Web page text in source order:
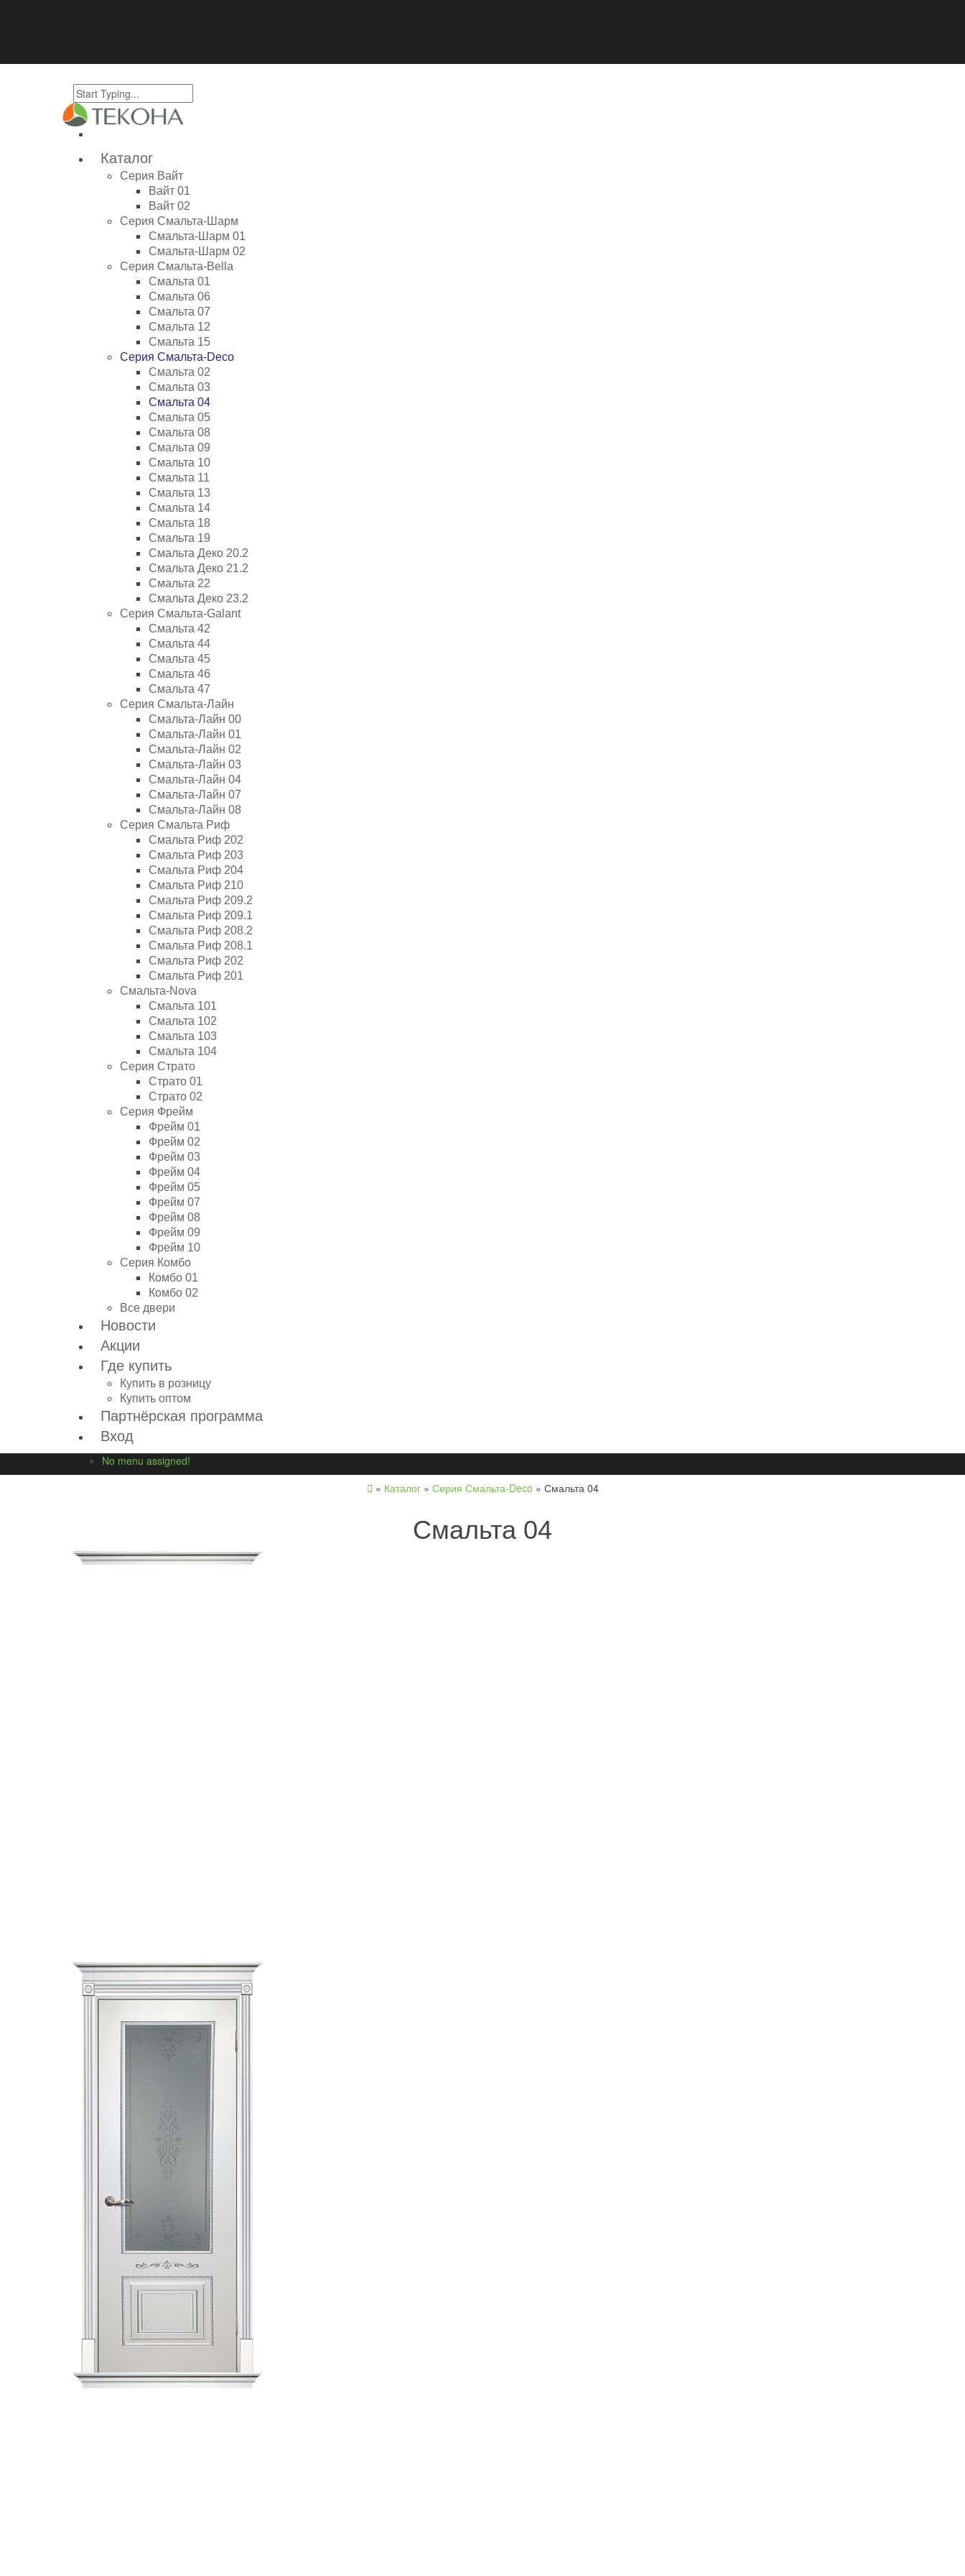
Каталог
Серия Вайт
Вайт 01
Вайт 02
Серия Смальта-Шарм
Смальта-Шарм 01
Смальта-Шарм 02
Серия Смальта-Bella
Смальта 01
Смальта 06
Смальта 07
Смальта 12
Смальта 15
Серия Смальта-Deco
Смальта 02
Смальта 03
Смальта 04
Смальта 05
Смальта 08
Смальта 09
Смальта 10
Смальта 11
Смальта 13
Смальта 14
Смальта 18
Смальта 19
Смальта Деко 20.2
Смальта Деко 21.2
Смальта 22
Смальта Деко 23.2
Серия Смальта-Galant
Смальта 42
Смальта 44
Смальта 45
Смальта 46
Смальта 47
Серия Смальта-Лайн
Смальта-Лайн 00
Смальта-Лайн 01
Смальта-Лайн 02
Смальта-Лайн 03
Смальта-Лайн 04
Смальта-Лайн 07
Смальта-Лайн 08
Серия Смальта Риф
Смальта Риф 202
Смальта Риф 203
Смальта Риф 204
Смальта Риф 210
Смальта Риф 209.2
Смальта Риф 209.1
Смальта Риф 208.2
Смальта Риф 208.1
Смальта Риф 202
Смальта Риф 201
Смальта-Nova
Смальта 101
Смальта 102
Смальта 103
Смальта 104
Серия Страто
Страто 01
Страто 02
Серия Фрейм
Фрейм 01
Фрейм 02
Фрейм 03
Фрейм 04
Фрейм 05
Фрейм 07
Фрейм 08
Фрейм 09
Фрейм 10
Серия Комбо
Комбо 01
Комбо 02
Все двери
Новости
Акции
Где купить
Купить в розницу
Купить оптом
Партнёрская программа
Вход
No menu assigned!
» Каталог» Серия Смальта-Deco » Смальта 04
Смальта 04